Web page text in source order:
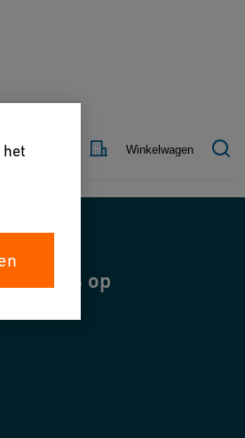
Land Contact Winkelwagen
met ons op
het